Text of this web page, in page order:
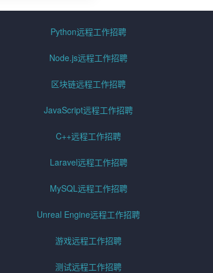
Python远程工作招聘
Node.js远程工作招聘
区块链远程工作招聘
JavaScript远程工作招聘
C++远程工作招聘
Laravel远程工作招聘
MySQL远程工作招聘
Unreal Engine远程工作招聘
游戏远程工作招聘
测试远程工作招聘